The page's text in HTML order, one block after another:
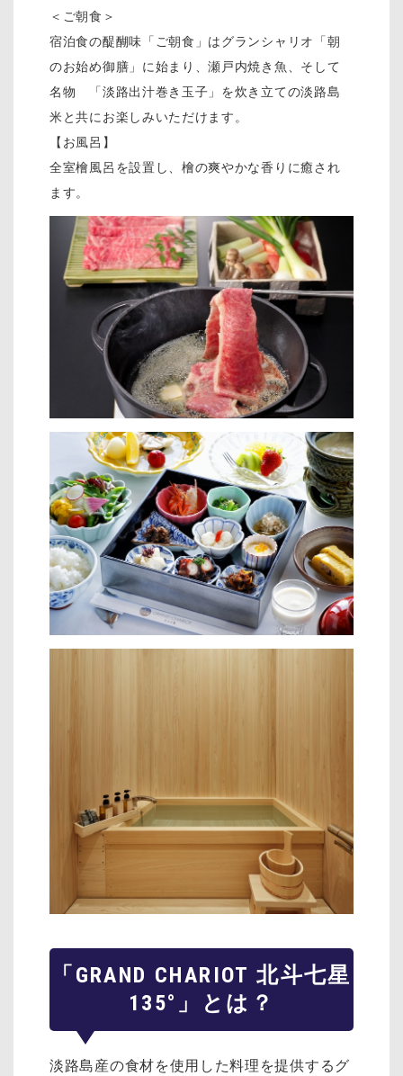
＜ご朝食＞
宿泊食の醍醐味「ご朝食」はグランシャリオ「朝
のお始め御膳」に始まり、瀬戸内焼き魚、そして
名物 「淡路出汁巻き玉子」を炊き立ての淡路島
米と共にお楽しみいただけます。
【お風呂】
全室檜風呂を設置し、檜の爽やかな香りに癒され
ます。
「GRAND CHARIOT 北斗七星
135°」とは？
淡路島産の食材を使用した料理を提供するグ